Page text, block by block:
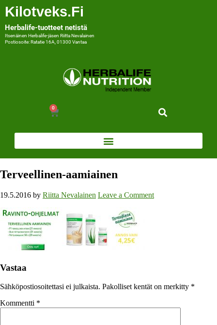
Kilotveks.fi
Herbalife-tuotteet netistä
Itsenäinen Herbalife-jäsen Riitta Nevalainen
Postiosoite: Ratatie 16A, 01300 Vantaa
0
Terveellinen-aamiainen
19.5.2016 by Riitta Nevalainen Leave a Comment
Vastaa
Sähköpostiosoitettasi ei julkaista. Pakolliset kentät on merkitty *
Kommentti *